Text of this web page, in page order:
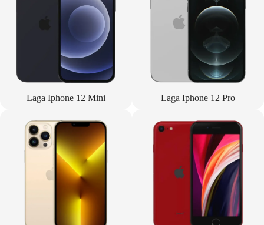
Laga Iphone 12 Mini Laga Iphone 12 Pro